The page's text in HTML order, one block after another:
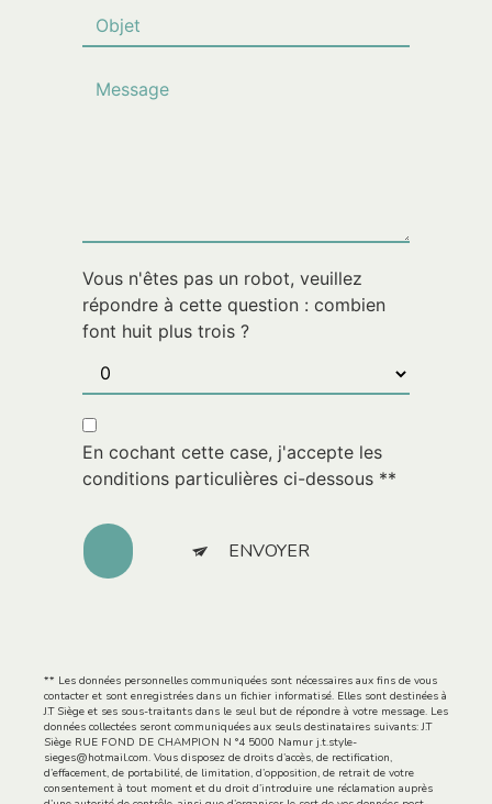
Vous n'êtes pas un robot, veuillez
répondre à cette question : combien
font huit plus trois ?
En cochant cette case, j'accepte les
conditions particulières ci-dessous **
ENVOYER
** Les données personnelles communiquées sont nécessaires aux fins de vous
contacter et sont enregistrées dans un fichier informatisé. Elles sont destinées à
J.T Siège et ses sous-traitants dans le seul but de répondre à votre message. Les
données collectées seront communiquées aux seuls destinataires suivants: J.T
Siège RUE FOND DE CHAMPION N °4 5000 Namur j.t.style-
sieges@hotmail.com. Vous disposez de droits d’accès, de rectification,
d’effacement, de portabilité, de limitation, d’opposition, de retrait de votre
consentement à tout moment et du droit d’introduire une réclamation auprès